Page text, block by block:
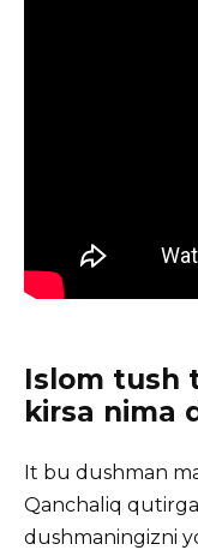
Islom tush
kirsa nima
It bu dushman
Qanchaliq
dushmaningizni